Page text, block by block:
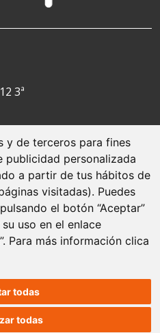
y de terceros para fines
personalizada
a partir de tus hábitos de
visitadas). Puedes
el botón “Aceptar”
uso en el enlace
Para más información clica
todas
todas
3ª
127 4ª
Espriu
legal
cookies
web